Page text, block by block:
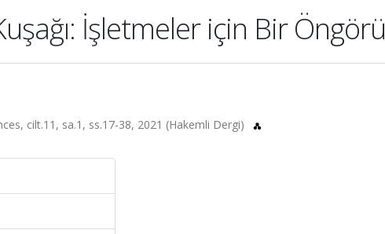
İşletmeler için Bir Öngörü
cilt.11, sa.1, ss.17-38, 2021 (Hakemli Dergi)